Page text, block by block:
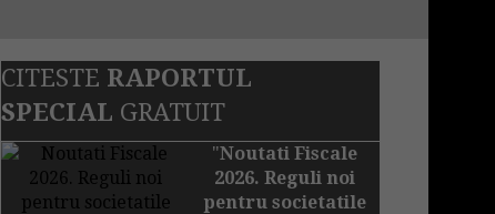
CITESTE RAPORTUL
SPECIAL GRATUIT
"Noutati Fiscale
2026. Reguli noi
pentru societatile